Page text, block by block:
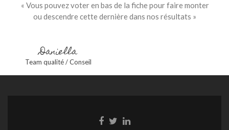
« Vous pouvez voter en bas de la fiche pour faire monter
ou descendre cette dernière dans nos résultats »
Daniella
Team qualité / Conseil